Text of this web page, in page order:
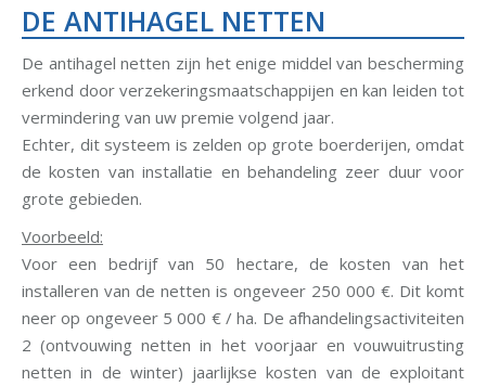
DE ANTIHAGEL NETTEN
De antihagel netten zijn het enige middel van bescherming
erkend door verzekeringsmaatschappijen en kan leiden tot
vermindering van uw premie volgend jaar.
Echter, dit systeem is zelden op grote boerderijen, omdat
de kosten van installatie en behandeling zeer duur voor
grote gebieden.
Voorbeeld:
Voor een bedrijf van 50 hectare, de kosten van het
installeren van de netten is ongeveer 250 000 €. Dit komt
neer op ongeveer 5 000 € / ha. De afhandelingsactiviteiten
2 (ontvouwing netten in het voorjaar en vouwuitrusting
netten in de winter) jaarlijkse kosten van de exploitant